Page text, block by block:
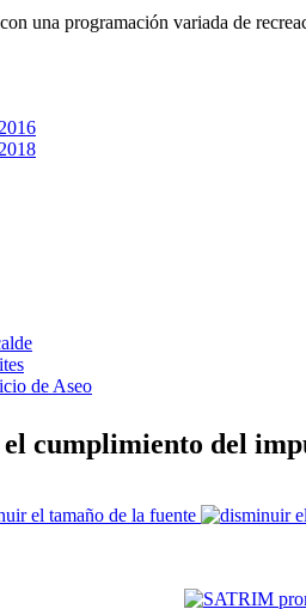
una programación variada de
de Aseo
cumplimiento del
el tamaño de la fuente